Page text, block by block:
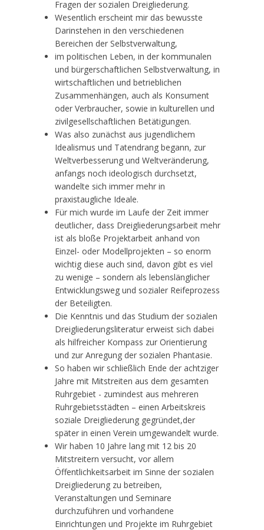
Fragen der sozialen Dreigliederung.
Wesentlich erscheint mir das bewusste
Darinstehen in den verschiedenen
Bereichen der Selbstverwaltung,
im politischen Leben, in der kommunalen
und bürgerschaftlichen Selbstverwaltung, in
wirtschaftlichen und betrieblichen
Zusammenhängen, auch als Konsument
oder Verbraucher, sowie in kulturellen und
zivilgesellschaftlichen Betätigungen.
Was also zunächst aus jugendlichem
Idealismus und Tatendrang begann, zur
Weltverbesserung und Weltveränderung,
anfangs noch ideologisch durchsetzt,
wandelte sich immer mehr in
praxistaugliche Ideale.
Für mich wurde im Laufe der Zeit immer
deutlicher, dass Dreigliederungsarbeit mehr
ist als bloße Projektarbeit anhand von
Einzel- oder Modellprojekten – so enorm
wichtig diese auch sind, davon gibt es viel
zu wenige – sondern als lebenslänglicher
Entwicklungsweg und sozialer Reifeprozess
der Beteiligten.
Die Kenntnis und das Studium der sozialen
Dreigliederungsliteratur erweist sich dabei
als hilfreicher Kompass zur Orientierung
und zur Anregung der sozialen Phantasie.
So haben wir schließlich Ende der achtziger
Jahre mit Mitstreiten aus dem gesamten
Ruhrgebiet - zumindest aus mehreren
Ruhrgebietsstädten – einen Arbeitskreis
soziale Dreigliederung gegründet,der
später in einen Verein umgewandelt wurde.
Wir haben 10 Jahre lang mit 12 bis 20
Mitstreitern versucht, vor allem
Öffentlichkeitsarbeit im Sinne der sozialen
Dreigliederung zu betreiben,
Veranstaltungen und Seminare
durchzuführen und vorhandene
Einrichtungen und Projekte im Ruhrgebiet